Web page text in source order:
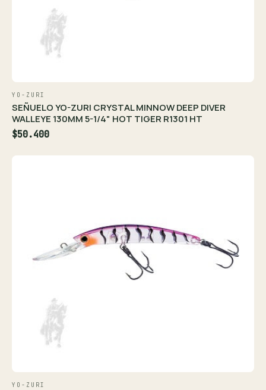
YO-ZURI
SEÑUELO YO-ZURI CRYSTAL MINNOW DEEP DIVER
WALLEYE 130MM 5-1/4" HOT TIGER R1301 HT
$50.400
YO-ZURI